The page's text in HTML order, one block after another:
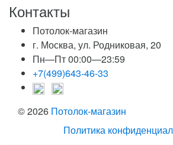
Контакты
Потолок-магазин
г. Москва, ул. Родниковая, 20
Пн—Пт 00:00—23:59
+7(499)643-46-33
© 2026 Потолок-магазин
Политика